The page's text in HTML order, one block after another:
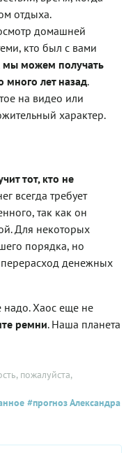
отдыха.
домашней
кто был с вами
мы можем получать
лет назад.
на видео или
характер.
тот, кто не
всегда требует
так как он
Для некоторых
порядка, но
перерасход денежных
надо. Хаос еще не
ремни. Наша планета
пожалуйста,
#прогноз Александра